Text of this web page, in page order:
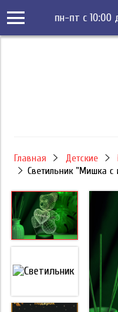
пн-пт с 10:00
Главная Детские
Светильник "Мишка